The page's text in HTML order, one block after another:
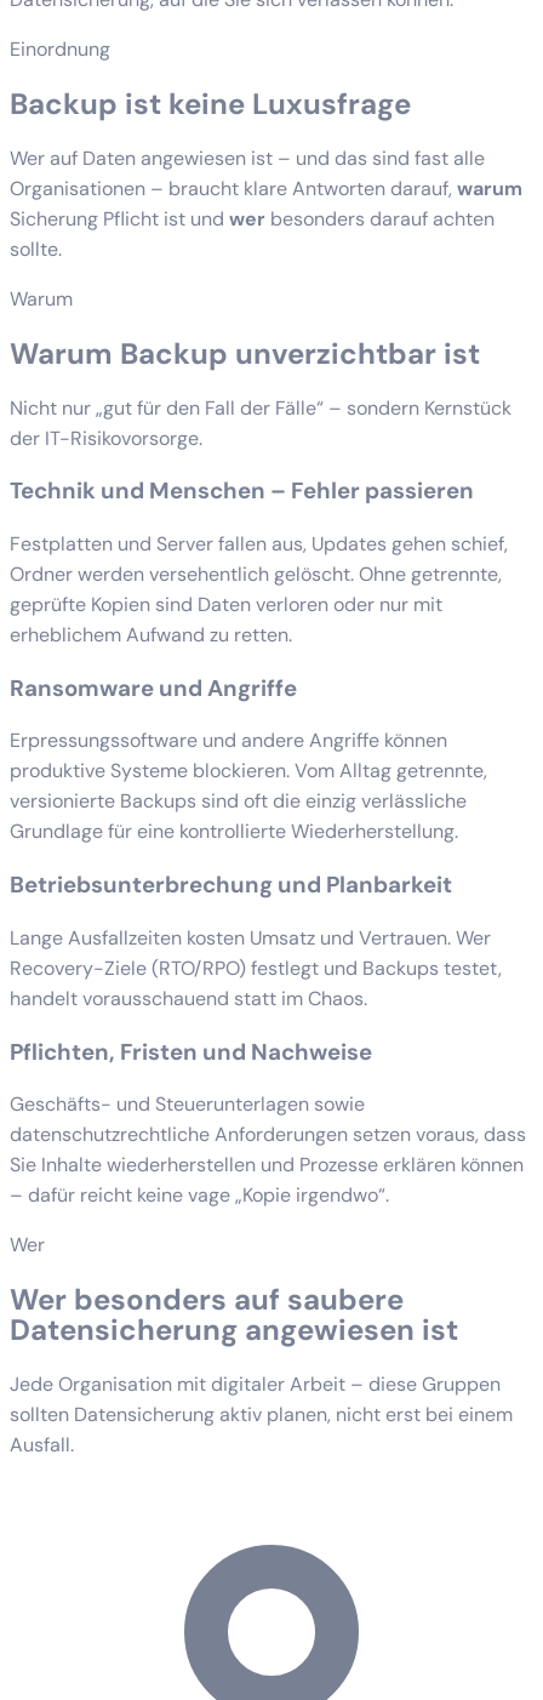
Einordnung
Backup ist keine Luxusfrage
Wer auf Daten angewiesen ist – und das sind fast alle
Organisationen – braucht klare Antworten darauf, warum
Sicherung Pflicht ist und wer besonders darauf achten
sollte.
Warum
Warum Backup unverzichtbar ist
Nicht nur „gut für den Fall der Fälle“ – sondern Kernstück
der IT-Risikovorsorge.
Technik und Menschen – Fehler passieren
Festplatten und Server fallen aus, Updates gehen schief,
Ordner werden versehentlich gelöscht. Ohne getrennte,
geprüfte Kopien sind Daten verloren oder nur mit
erheblichem Aufwand zu retten.
Ransomware und Angriffe
Erpressungssoftware und andere Angriffe können
produktive Systeme blockieren. Vom Alltag getrennte,
versionierte Backups sind oft die einzig verlässliche
Grundlage für eine kontrollierte Wiederherstellung.
Betriebsunterbrechung und Planbarkeit
Lange Ausfallzeiten kosten Umsatz und Vertrauen. Wer
Recovery-Ziele (RTO/RPO) festlegt und Backups testet,
handelt vorausschauend statt im Chaos.
Pflichten, Fristen und Nachweise
Geschäfts- und Steuerunterlagen sowie
datenschutzrechtliche Anforderungen setzen voraus, dass
Sie Inhalte wiederherstellen und Prozesse erklären können
– dafür reicht keine vage „Kopie irgendwo“.
Wer
Wer besonders auf saubere
Datensicherung angewiesen ist
Jede Organisation mit digitaler Arbeit – diese Gruppen
sollten Datensicherung aktiv planen, nicht erst bei einem
Ausfall.